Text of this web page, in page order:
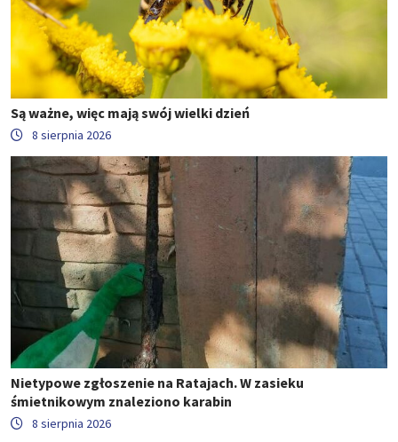
Są ważne, więc mają swój wielki dzień
8 sierpnia 2026
Nietypowe zgłoszenie na Ratajach. W zasieku
śmietnikowym znaleziono karabin
8 sierpnia 2026